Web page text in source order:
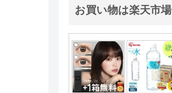
お買い物は楽天市場